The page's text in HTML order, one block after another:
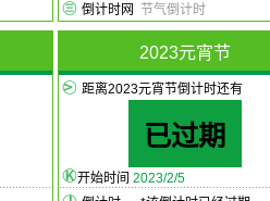
倒计时网
节气倒计时
2023元宵节
距离2023元宵节倒计时还有
已过期
开始时间 2023/2/5